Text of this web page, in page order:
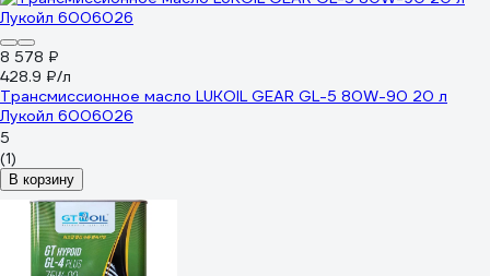
8 578 ₽
428.9 ₽/л
Трансмиссионное масло LUKOIL GEAR GL-5 80W-90 20 л
Лукойл 6006026
5
(1)
В корзину